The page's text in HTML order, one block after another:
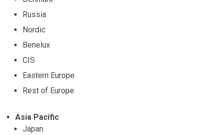
Russia
Nordic
Benelux
CIS
Eastern Europe
Rest of Europe
Asia Pacific
Japan